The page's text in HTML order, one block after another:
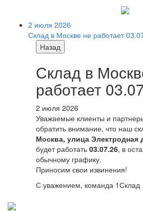
2 июля 2026
Склад в Москве не работает
Назад
Склад в
работает
2 июля 2026
Уважаемые клиенты и
обратить внимание, что наш
Москва, улица Электродная
будет работать 03.07.26, в
обычному графику.
Приносим свои извинения!
С уважением, команда 1Склад